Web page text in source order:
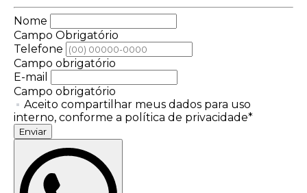
Nome
Campo Obrigatório
Telefone
Campo obrigatório
E-mail
Campo obrigatório
Aceito compartilhar meus dados para uso
interno, conforme a política de privacidade*
Enviar